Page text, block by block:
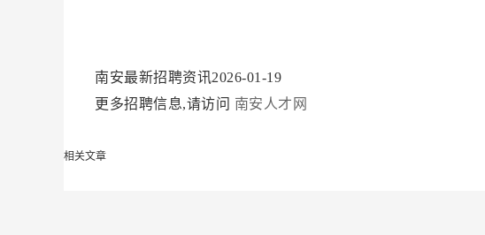
南安最新招聘资讯2026-01-19
更多招聘信息,请访问 南安人才网
相关文章